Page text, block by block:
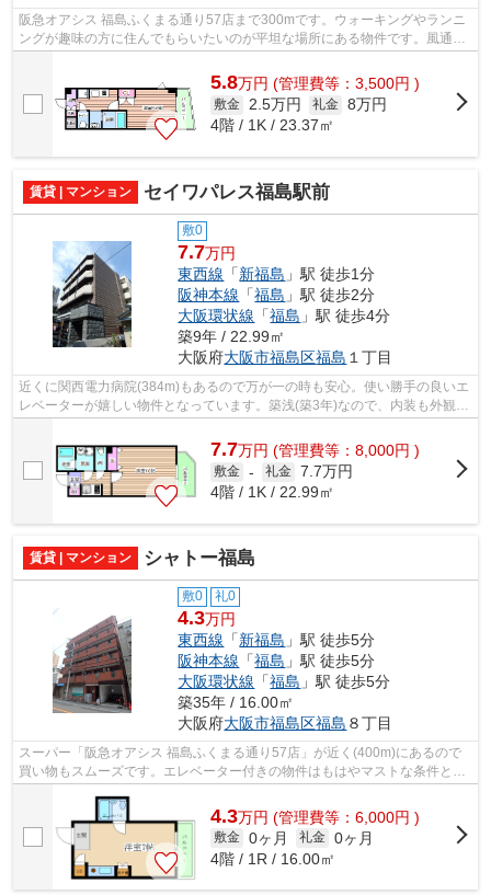
阪急オアシス 福島ふくまる通り57店まで300mです。ウォーキングやランニ
ングが趣味の方に住んでもらいたいのが平坦な場所にある物件です。風通し
が良好なので、いつでも新鮮な空気がは...
5.8万円 (管理費等：3,500円 )
敷金 2.5万円 礼金 8万円
4階 / 1K / 23.37㎡
賃貸 | マンション セイワパレス福島駅前
敷0
7.7万円
東西線 「新福島 」駅 徒歩1分
阪神本線 「福島 」駅 徒歩2分
大阪環状線 「福島 」駅 徒歩4分
築9年 / 22.99㎡
大阪府大阪市福島区福島 １丁目
近くに関西電力病院(384m)もあるので万が一の時も安心。使い勝手の良いエ
レベーターが嬉しい物件となっています。築浅(築3年)なので、内装も外観も
キレイ。お使いいただける駅は2駅あ...
7.7万円 (管理費等：8,000円 )
敷金 - 礼金 7.7万円
4階 / 1K / 22.99㎡
賃貸 | マンション シャトー福島
敷0 礼0
4.3万円
東西線 「新福島 」駅 徒歩5分
阪神本線 「福島 」駅 徒歩5分
大阪環状線 「福島 」駅 徒歩5分
築35年 / 16.00㎡
大阪府大阪市福島区福島 ８丁目
スーパー「阪急オアシス 福島ふくまる通り57店」が近く(400m)にあるので
買い物もスムーズです。エレベーター付きの物件はもはやマストな条件とな
4.3万円 (管理費等：6,000円 )
敷金 0ヶ月 礼金 0ヶ月
4階 / 1R / 16.00㎡